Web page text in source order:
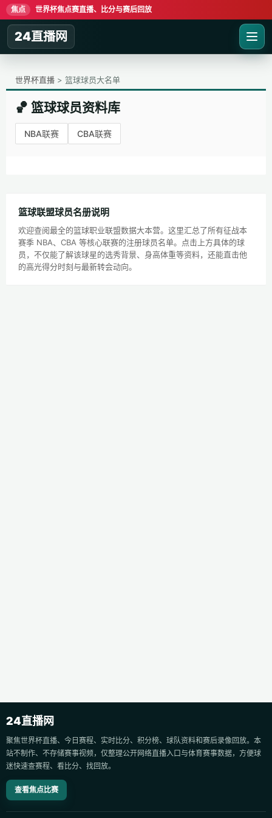
焦点 世界杯焦点赛直播、比分与赛后回放
24直播网
世界杯直播 > 篮球球员大名单
🏀 篮球球员资料库
NBA联赛 CBA联赛
篮球联盟球员名册说明
欢迎查阅最全的篮球职业联盟数据大本营。这里汇总了所有征战本
赛季 NBA、CBA 等核心联赛的注册球员名单。点击上方具体的球
员，不仅能了解该球星的选秀背景、身高体重等资料，还能直击他
的高光得分时刻与最新转会动向。
24直播网
聚焦世界杯直播、今日赛程、实时比分、积分榜、球队资料和赛后录像回放。本
站不制作、不存储赛事视频，仅整理公开网络直播入口与体育赛事数据，方便球
迷快速查赛程、看比分、找回放。
查看焦点比赛